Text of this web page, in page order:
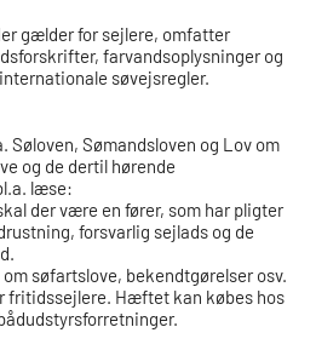
gælder for sejlere, omfatter
farvandsoplysninger og
søvejsregler.
Sømandsloven og Lov om
og de dertil hørende
læse:
der være en fører, som har pligter
forsvarlig sejlads og de
søfartslove, bekendtgørelser osv.
fritidssejlere. Hæftet kan købes hos